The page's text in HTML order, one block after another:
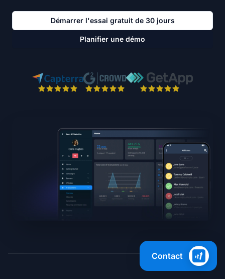
Démarrer l'essai gratuit de 30 jours
Planifier une démo
Contact